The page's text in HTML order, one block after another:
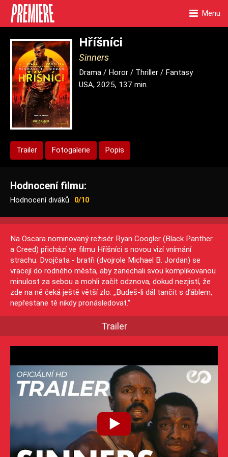
Menu
Hříšníci
Sinners
Drama / Horor / Thriller / Fantasy
USA, 2025, 137 min.
Trailer Fotogalerie Popis
Hodnocení filmu:
Hodnocení diváků 0/10
Na Oscara nominovaný režisér Ryan Coogler (Black Panther
a Creed) přichází ve filmu Hříšníci s novou vizí vnímání
strachu. Dvojčata - bratři (dvojrole Michael B. Jordan) se
vracejí do rodného města, aby zanechali svou komplikovanou
minulost za sebou a mohli začít odznova, dokud nezjistí, že
zde na ně čeká ještě větší zlo. „Budeš-li dál tančit s ďáblem,
nepřestane tě nikdy pronásledovat.“
Trailer